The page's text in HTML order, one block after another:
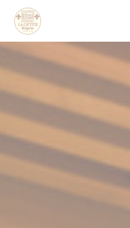
Personnalisation de vos choix